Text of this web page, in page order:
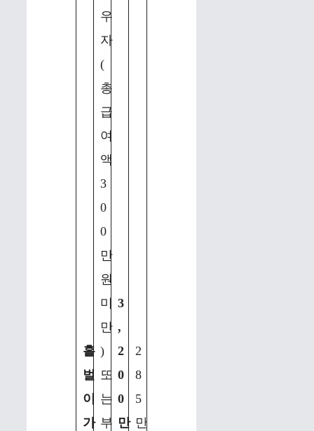
홑
벌
이
가
우
자
(
총
급
여
액
3
0
0
만
원
미
만
)
또
는
부
3
,
2
0
0
만
2
8
5
만